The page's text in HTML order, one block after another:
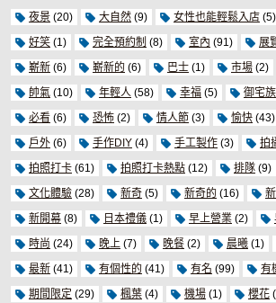
夜景 (20) 大自然 (9) 女性也能輕鬆入店 (5)
好笑 (1) 完全預約制 (8) 室內 (91) 展
嶄新 (6) 嶄新的 (6) 巴士 (1) 市場 (2)
帥氣 (10) 年輕人 (58) 幸福 (5) 御宅族
必看 (6) 恐怖 (2) 情人節 (3) 愉快 (43)
戶外 (6) 手作DIY (4) 手工製作 (3) 拍
拍照打卡 (61) 拍照打卡熱點 (12) 排隊 (9)
文化體驗 (28) 新奇 (5) 新奇的 (16)
新開幕 (8) 日本禮儀 (1) 早上營業 (2)
時尚 (24) 晚上 (7) 晚餐 (2) 晨曦 (1)
最新 (41) 有個性的 (41) 有名 (99) 有
期間限定 (29) 楓葉 (4) 機場 (1) 櫻花